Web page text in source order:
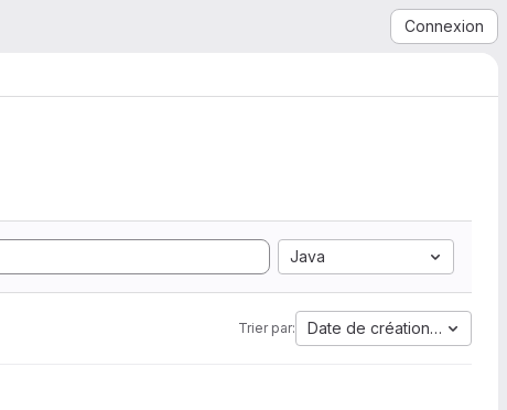
Connexion
Java
Trier par: Date de création la plus